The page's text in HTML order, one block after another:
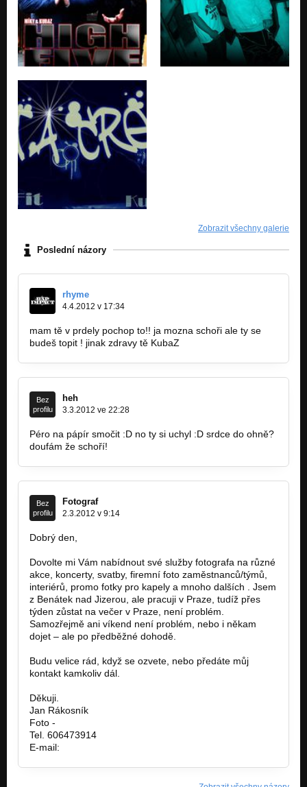
Zobrazit všechny galerie
Poslední názory
rhyme
4.4.2012 v 17:34
mam tě v prdely pochop to!! ja mozna schoři ale ty se
budeš topit ! jinak zdravy tě KubaZ
Bez
profilu
heh
3.3.2012 ve 22:28
Péro na pápír smočit :D no ty si uchyl :D srdce do ohně?
doufám že schoří!
Bez
profilu
Fotograf
2.3.2012 v 9:14
Dobrý den,
Dovolte mi Vám nabídnout své služby fotografa na různé
akce, koncerty, svatby, firemní foto zaměstnanců/týmů,
interiérů, promo fotky pro kapely a mnoho dalších . Jsem
z Benátek nad Jizerou, ale pracuji v Praze, tudíž přes
týden zůstat na večer v Praze, není problém.
Samozřejmě ani víkend není problém, nebo i někam
dojet – ale po předběžné dohodě.
Budu velice rád, když se ozvete, nebo předáte můj
kontakt kamkoliv dál.
Děkuji.
Jan Rákosník
Foto -
Tel. 606473914
E-mail: